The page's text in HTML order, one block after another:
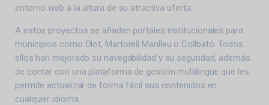
entorno web a la altura de su atractiva oferta.
A estos proyectos se añaden portales institucionales para
municipios como Olot, Martorell Manlleu o Collbató. Todos
ellos han mejorado su navegabilidad y su seguridad, además
de contar con una plataforma de gestión multilingüe que les
permite actualizar de forma fácil sus contenidos en
cualquier idioma.